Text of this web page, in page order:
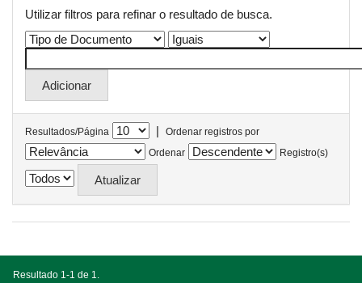
Utilizar filtros para refinar o resultado de busca.
Resultados/Página |
Ordenar registros por
Ordenar
Registro(s)
Resultado 1-1 de 1.